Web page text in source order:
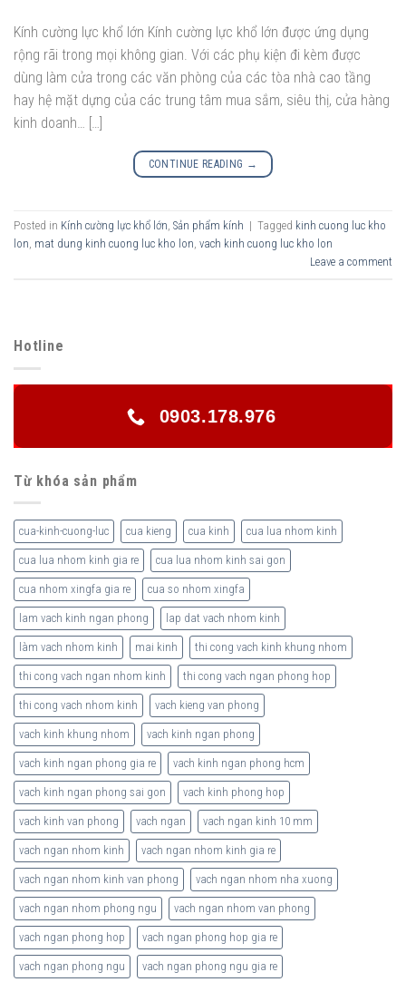
Kính cường lực khổ lớn Kính cường lực khổ lớn được ứng dụng
rộng rãi trong mọi không gian. Với các phụ kiện đi kèm được
dùng làm cửa trong các văn phòng của các tòa nhà cao tầng
hay hệ mặt dựng của các trung tâm mua sắm, siêu thị, cửa hàng
kinh doanh… […]
CONTINUE READING →
Posted in Kính cường lực khổ lớn, Sản phẩm kính | Tagged kinh cuong luc kho
lon, mat dung kinh cuong luc kho lon, vach kinh cuong luc kho lon
Leave a comment
Hotline
0903.178.976
Từ khóa sản phẩm
cua-kinh-cuong-luc cua kieng cua kinh cua lua nhom kinh
cua lua nhom kinh gia re cua lua nhom kinh sai gon
cua nhom xingfa gia re cua so nhom xingfa
lam vach kinh ngan phong lap dat vach nhom kinh
làm vach nhom kinh mai kinh thi cong vach kinh khung nhom
thi cong vach ngan nhom kinh thi cong vach ngan phong hop
thi cong vach nhom kinh vach kieng van phong
vach kinh khung nhom vach kinh ngan phong
vach kinh ngan phong gia re vach kinh ngan phong hcm
vach kinh ngan phong sai gon vach kinh phong hop
vach kinh van phong vach ngan vach ngan kinh 10 mm
vach ngan nhom kinh vach ngan nhom kinh gia re
vach ngan nhom kinh van phong vach ngan nhom nha xuong
vach ngan nhom phong ngu vach ngan nhom van phong
vach ngan phong hop vach ngan phong hop gia re
vach ngan phong ngu vach ngan phong ngu gia re